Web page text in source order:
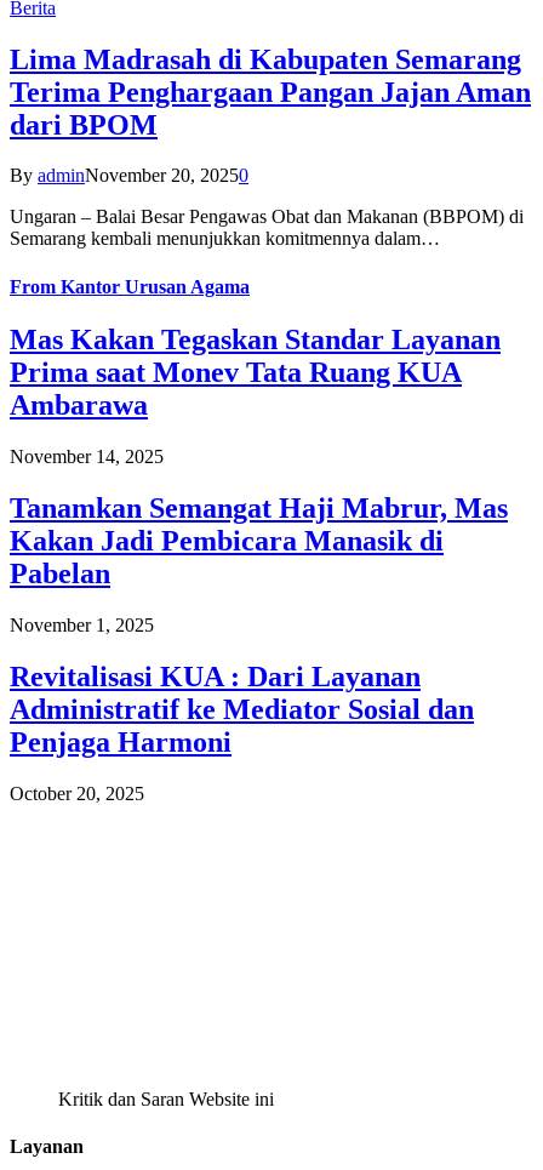
Berita
Lima Madrasah di Kabupaten Semarang
Terima Penghargaan Pangan Jajan Aman
dari BPOM
By adminNovember 20, 20250
Ungaran – Balai Besar Pengawas Obat dan Makanan (BBPOM) di
Semarang kembali menunjukkan komitmennya dalam…
From Kantor Urusan Agama
Mas Kakan Tegaskan Standar Layanan
Prima saat Monev Tata Ruang KUA
Ambarawa
November 14, 2025
Tanamkan Semangat Haji Mabrur, Mas
Kakan Jadi Pembicara Manasik di
Pabelan
November 1, 2025
Revitalisasi KUA : Dari Layanan
Administratif ke Mediator Sosial dan
Penjaga Harmoni
October 20, 2025
Kritik dan Saran Website ini
Layanan